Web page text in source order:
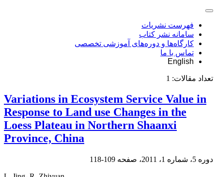
فهرست نشریات
سامانه نشر کتاب
کارگاه‌ها و دوره‌های آموزشی تخصصی
تماس با ما
English
تعداد مقالات: 1
Variations in Ecosystem Service Value in
Response to Land use Changes in the
Loess Plateau in Northern Shaanxi
Province, China
دوره 5، شماره 1، 2011، صفحه 109-118